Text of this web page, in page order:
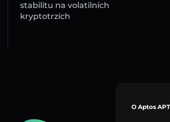
stabilitu na volatilních
kryptotrzích
O Aptos APT